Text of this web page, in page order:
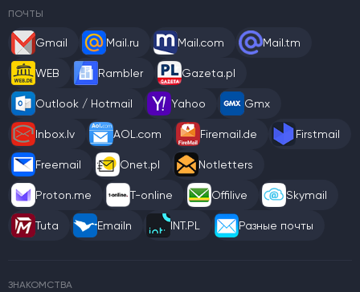
ПОЧТЫ
Gmail Mail.ru Mail.com Mail.tm
WEB Rambler Gazeta.pl
Outlook / Hotmail Yahoo Gmx
Inbox.lv AOL.com Firemail.de Firstmail
Freemail Onet.pl Notletters
Proton.me T-online Offilive Skymail
Tuta Emailn INT.PL Разные почты
ЗНАКОМСТВА